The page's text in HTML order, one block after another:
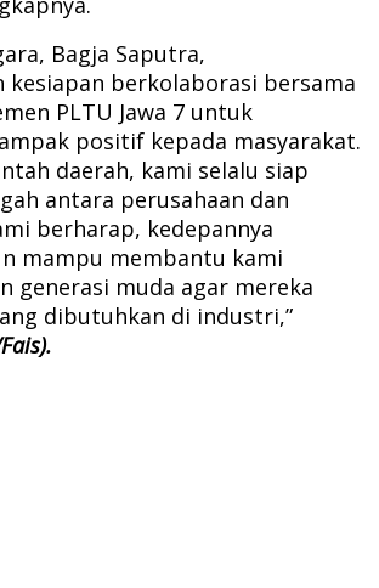
Bagja Saputra,
kesiapan berkolaborasi bersama
PLTU Jawa 7 untuk
positif kepada masyarakat.
daerah, kami selalu siap
antara perusahaan dan
berharap, kedepannya
mampu membantu kami
generasi muda agar mereka
dibutuhkan di industri,”